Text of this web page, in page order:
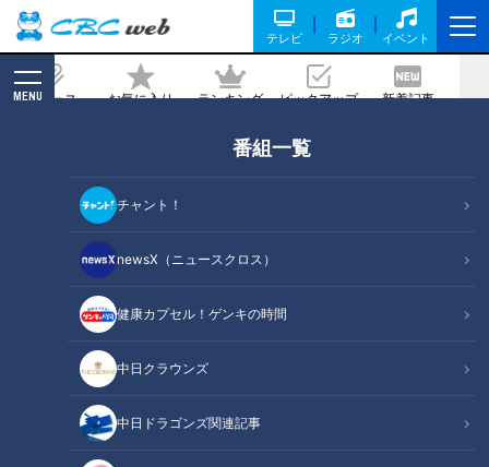
テレビ ラジオ イベント
ニュース お気に入り ランキング ピックアップ 新着記事
MENU
番組一覧
チャント！
newsX（ニュースクロス）
健康カプセル！ゲンキの時間
中日クラウンズ
中日ドラゴンズ関連記事
い動き」とは？ 名古屋『啓明学館高
校』女子ラグビー部のパワーに面食ら
2023/02/27 17:49
2023年2月15日放送